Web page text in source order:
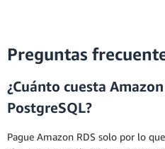
Preguntas
¿Cuánto cuesta
PostgreSQL?
Pague Amazon RDS solo por lo